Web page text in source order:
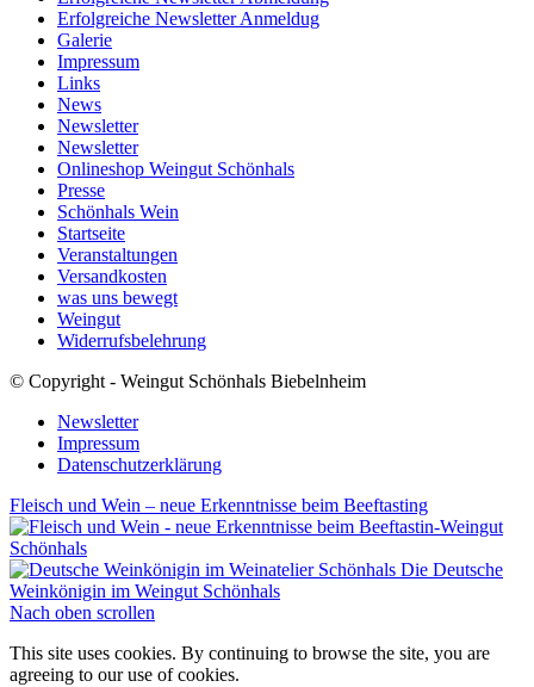
Erfolgreiche Newsletter Anmeldug
Galerie
Impressum
Links
News
Newsletter
Newsletter
Onlineshop Weingut Schönhals
Presse
Schönhals Wein
Startseite
Veranstaltungen
Versandkosten
was uns bewegt
Weingut
Widerrufsbelehrung
© Copyright - Weingut Schönhals Biebelnheim
Newsletter
Impressum
Datenschutzerklärung
Fleisch und Wein – neue Erkenntnisse beim Beeftasting
Die Deutsche
Weinkönigin im Weingut Schönhals
Nach oben scrollen
This site uses cookies. By continuing to browse the site, you are
agreeing to our use of cookies.